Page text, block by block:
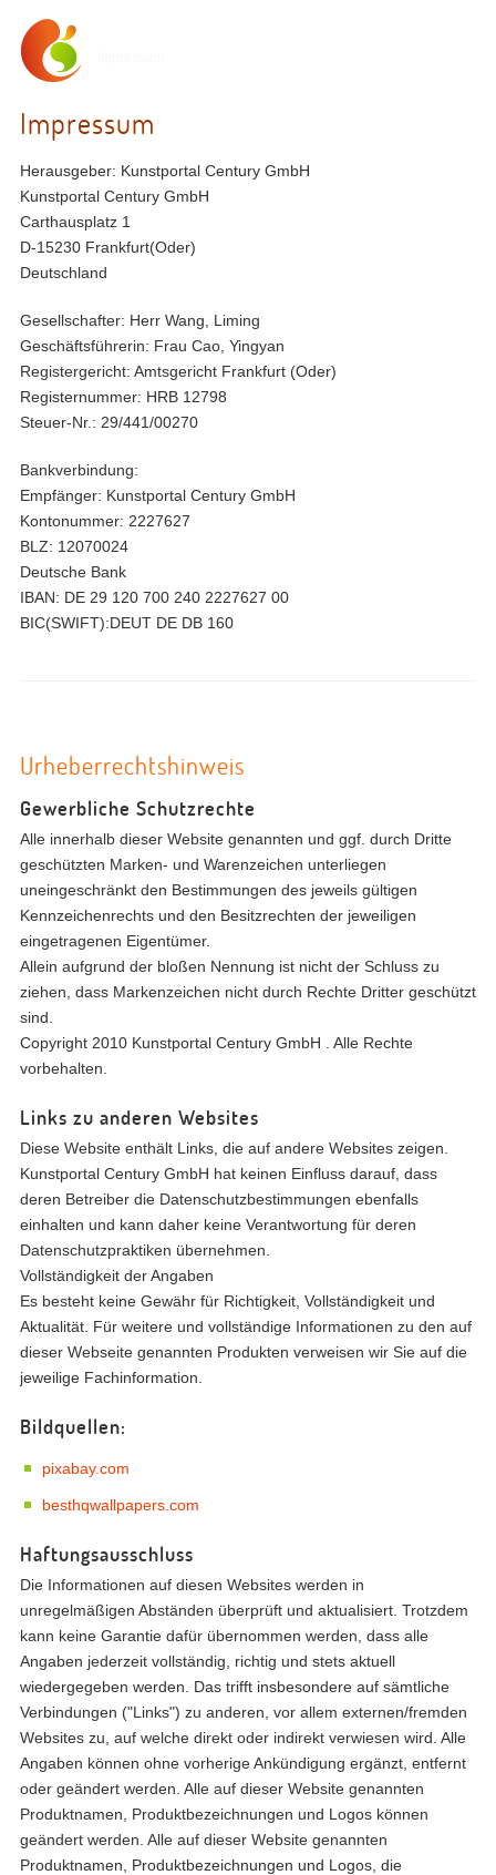
Home
Impressum
Herausgeber: Kunstportal Century GmbH
Kunstportal Century GmbH
Carthausplatz 1
D-15230 Frankfurt(Oder)
Deutschland
Gesellschafter: Herr Wang, Liming
Geschäftsführerin: Frau Cao, Yingyan
Registergericht: Amtsgericht Frankfurt (Oder)
Registernummer: HRB 12798
Steuer-Nr.: 29/441/00270
Bankverbindung:
Empfänger: Kunstportal Century GmbH
Kontonummer: 2227627
BLZ: 12070024
Deutsche Bank
IBAN: DE 29 120 700 240 2227627 00
BIC(SWIFT):DEUT DE DB 160
Urheberrechtshinweis
Gewerbliche Schutzrechte
Alle innerhalb dieser Website genannten und ggf. durch Dritte
geschützten Marken- und Warenzeichen unterliegen
uneingeschränkt den Bestimmungen des jeweils gültigen
Kennzeichenrechts und den Besitzrechten der jeweiligen
eingetragenen Eigentümer.
Allein aufgrund der bloßen Nennung ist nicht der Schluss zu
ziehen, dass Markenzeichen nicht durch Rechte Dritter geschützt
sind.
Copyright 2010 Kunstportal Century GmbH . Alle Rechte
vorbehalten.
Links zu anderen Websites
Diese Website enthält Links, die auf andere Websites zeigen.
Kunstportal Century GmbH hat keinen Einfluss darauf, dass
deren Betreiber die Datenschutzbestimmungen ebenfalls
einhalten und kann daher keine Verantwortung für deren
Datenschutzpraktiken übernehmen.
Vollständigkeit der Angaben
Es besteht keine Gewähr für Richtigkeit, Vollständigkeit und
Aktualität. Für weitere und vollständige Informationen zu den auf
dieser Webseite genannten Produkten verweisen wir Sie auf die
jeweilige Fachinformation.
Bildquellen:
pixabay.com
besthqwallpapers.com
Haftungsausschluss
Die Informationen auf diesen Websites werden in
unregelmäßigen Abständen überprüft und aktualisiert. Trotzdem
kann keine Garantie dafür übernommen werden, dass alle
Angaben jederzeit vollständig, richtig und stets aktuell
wiedergegeben werden. Das trifft insbesondere auf sämtliche
Verbindungen ("Links") zu anderen, vor allem externen/fremden
Websites zu, auf welche direkt oder indirekt verwiesen wird. Alle
Angaben können ohne vorherige Ankündigung ergänzt, entfernt
oder geändert werden. Alle auf dieser Website genannten
Produktnamen, Produktbezeichnungen und Logos können
geändert werden. Alle auf dieser Website genannten
Produktnamen, Produktbezeichnungen und Logos, die